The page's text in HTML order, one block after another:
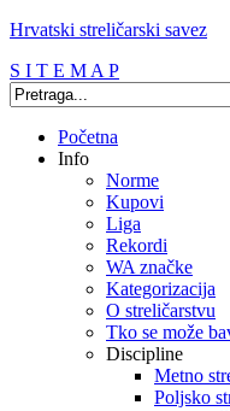
Hrvatski streličarski savez
S I T E M A P
Početna
Info
Norme
Kupovi
Liga
Rekordi
WA značke
Kategorizacija
O streličarstvu
Tko se može
Discipline
Metno
Poljsko